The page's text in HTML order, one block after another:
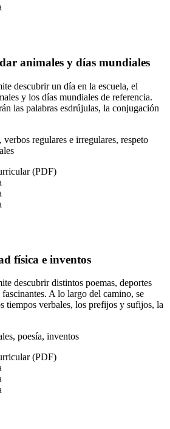
animales y días mundiales
descubrir un día en la escuela, el
y los días mundiales de referencia.
las palabras esdrújulas, la conjugación
verbos regulares e irregulares, respeto
(PDF)
física e inventos
descubrir distintos poemas, deportes
A lo largo del camino, se
tiempos verbales, los prefijos y sufijos, la
poesía, inventos
(PDF)